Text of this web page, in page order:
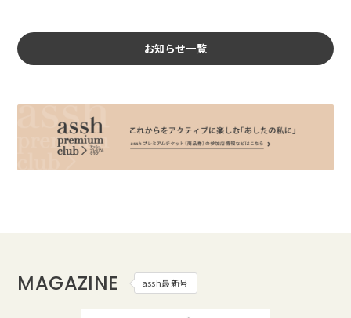
お知らせ一覧
MAGAZINE assh最新号